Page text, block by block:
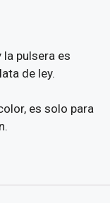
pulsera es
de ley.
es solo para